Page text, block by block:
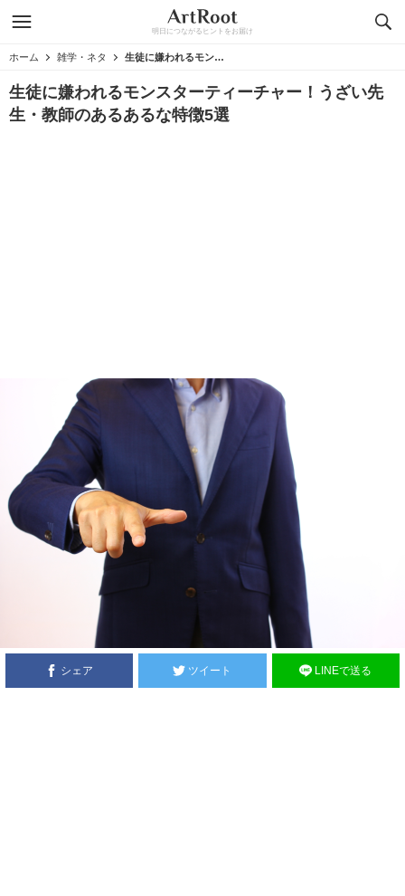
明日につながるヒントをお届け
ホーム 雑学・ネタ 生徒に嫌われるモンスターティーチャー！うざい先生・教師のあるあるな特徴5選
生徒に嫌われるモンスターティーチャー！うざい先
生・教師のあるあるな特徴5選
シェア ツイート LINEで送る